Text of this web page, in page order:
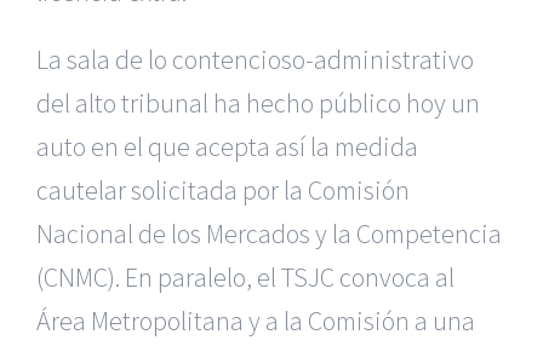
La sala de lo contencioso-administrativo
del alto tribunal ha hecho público hoy un
auto en el que acepta así la medida
cautelar solicitada por la Comisión
Nacional de los Mercados y la Competencia
(CNMC). En paralelo, el TSJC convoca al
Área Metropolitana y a la Comisión a una